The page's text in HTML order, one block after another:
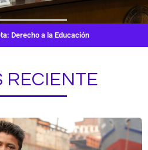
Derecho a la Educación
RECIENTE